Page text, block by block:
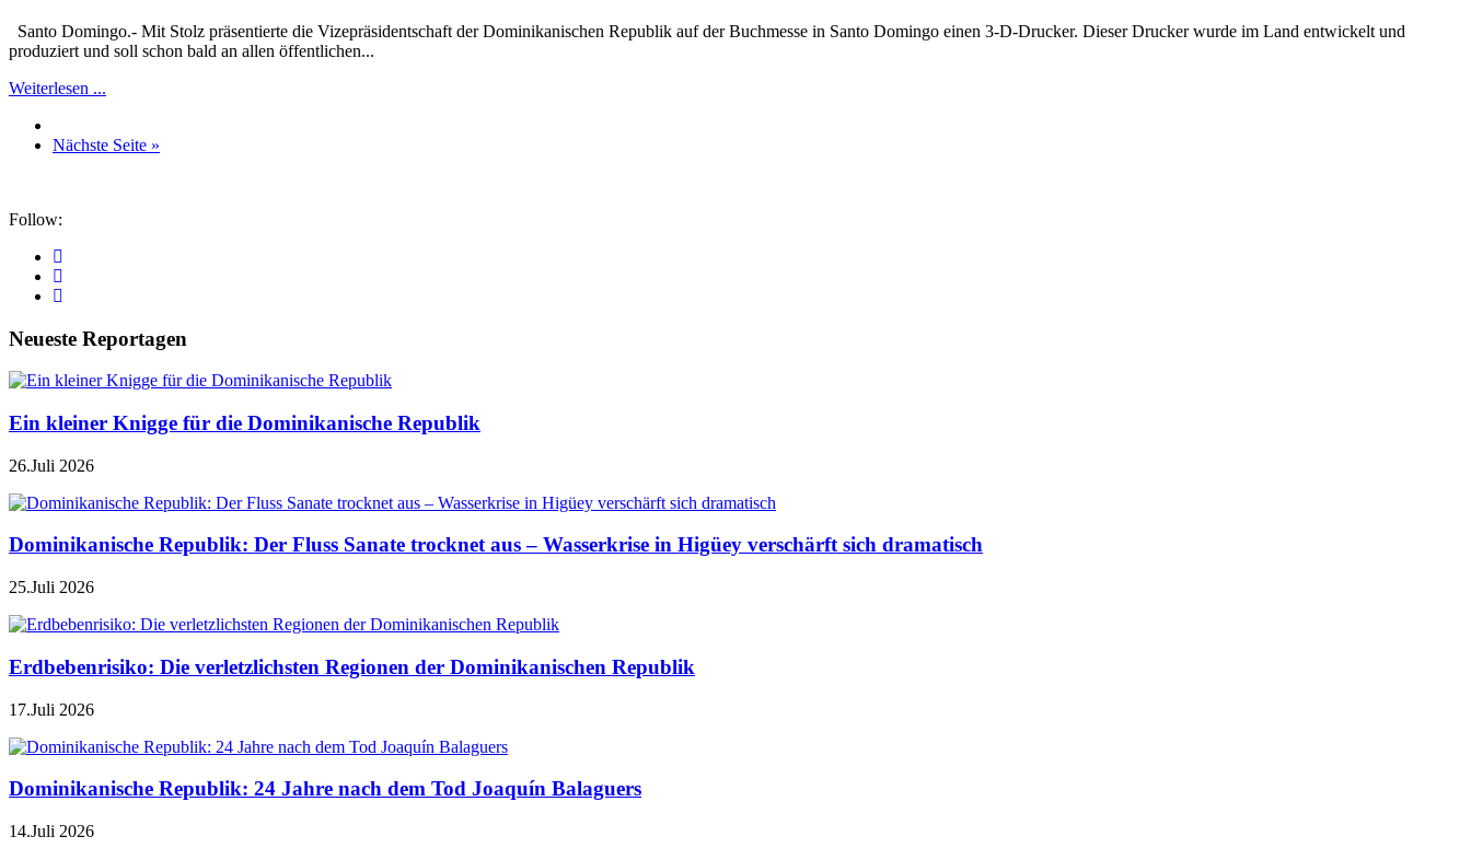
Santo Domingo.- Mit Stolz präsentierte die Vizepräsidentschaft der Dominikanischen Republik auf der Buchmesse in Santo Domingo einen 3-D-Drucker. Dieser Drucker wurde im Land entwickelt und
produziert und soll schon bald an allen öffentlichen...
Weiterlesen ...
Nächste Seite »
Follow:
Neueste Reportagen
Ein kleiner Knigge für die Dominikanische Republik
26.Juli 2026
Dominikanische Republik: Der Fluss Sanate trocknet aus – Wasserkrise in Higüey verschärft sich dramatisch
25.Juli 2026
Erdbebenrisiko: Die verletzlichsten Regionen der Dominikanischen Republik
17.Juli 2026
Dominikanische Republik: 24 Jahre nach dem Tod Joaquín Balaguers
14.Juli 2026